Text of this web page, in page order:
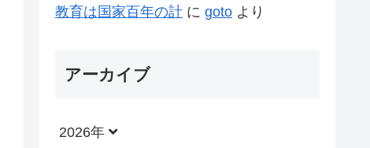
教育は国家百年の計 に goto より
アーカイブ
2026年